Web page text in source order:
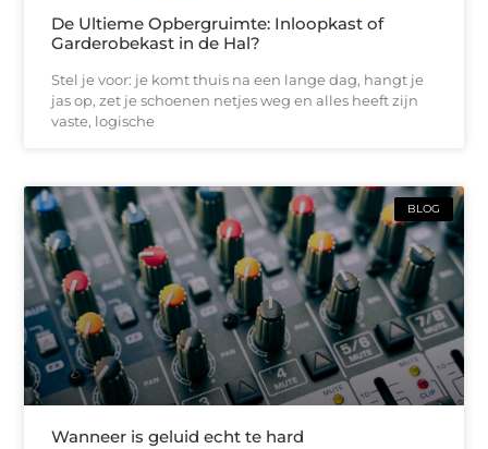
De Ultieme Opbergruimte: Inloopkast of
Garderobekast in de Hal?
Stel je voor: je komt thuis na een lange dag, hangt je
jas op, zet je schoenen netjes weg en alles heeft zijn
vaste, logische
BLOG
Wanneer is geluid echt te hard